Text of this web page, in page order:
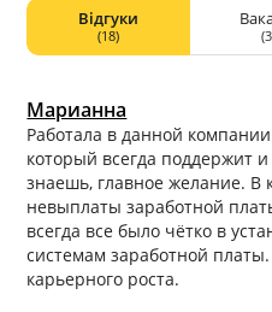
Відгуки
(18)
Марианна
Работала в данной
который всегда поддержит
знаешь, главное желание. В
невыплаты заработной
всегда все было чётко в
системам заработной
карьерного роста.